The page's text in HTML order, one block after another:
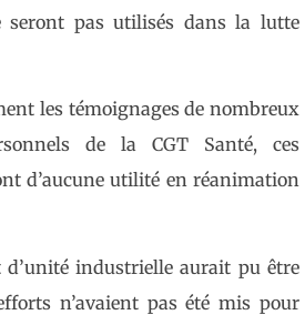
pas utilisés dans la lutte
les témoignages de nombreux
de la CGT Santé, ces
d’aucune utilité en réanimation
d’unité industrielle aurait pu être
n’avaient pas été mis pour